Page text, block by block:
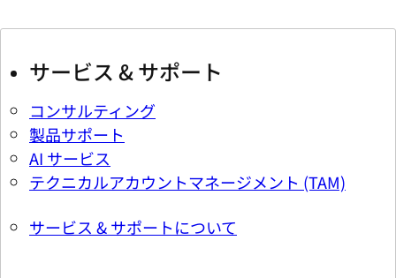
サービス & サポート
コンサルティング
製品サポート
AI サービス
テクニカルアカウントマネージメント (TAM)
サービス & サポートについて